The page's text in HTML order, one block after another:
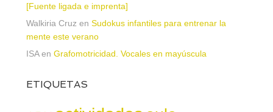
[Fuente ligada e imprenta]
Walkiria Cruz en Sudokus infantiles para entrenar la
mente este verano
ISAen Grafomotricidad. Vocales en mayúscula
ETIQUETAS